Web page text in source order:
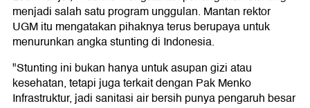
menjadi salah satu program unggulan. Mantan rektor
UGM itu mengatakan pihaknya terus berupaya untuk
menurunkan angka stunting di Indonesia.
"Stunting ini bukan hanya untuk asupan gizi atau
kesehatan, tetapi juga terkait dengan Pak Menko
Infrastruktur, jadi sanitasi air bersih punya pengaruh besar